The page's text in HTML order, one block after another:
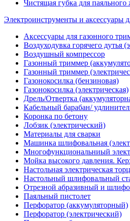
Чистящая губка для паяльного
Электроинструменты и аксессуары
Аксессуары для газонного
Воздуходувка горячего дутья
Воздушный компрессор
Газонный триммер
Газонный триммер
Газонокосилка (бензиновая)
Газонокосилка (электрическая)
Дрель/Отвертка
Кабельный барабан/
Коронка по бетону
Лобзик (электрический)
Материалы для сварки
Машинка шлифовальная
Многофункциональниый
Мойка высокого давления.
Настольная электрическая
Настольный шлифовальный
Отрезной абразивный и
Паяльный пистолет
Перфоратор (аккумуляторный)
Перфоратор (электрический)